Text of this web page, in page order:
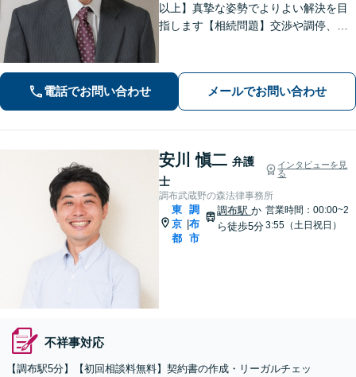
以上】真摯な姿勢でよりよい解決を目
指します【相続問題】交渉や調停、裁
題】熟年離婚や離婚を検討中の方もお
気軽にご相談ください【調布駅4分】
電話でお問い合わせ メールでお問い合わせ
安川 愼二 弁護
士
インタビューを見
る
調布武蔵野の森法律事務所
東
京
都
|
調
布
市
調布駅か
ら徒歩5分
営業時間：00:00~2
3:55（土日祝日）
不祥事対応
【調布駅5分】【初回相談料無料】契約書の作成・リーガルチェッ